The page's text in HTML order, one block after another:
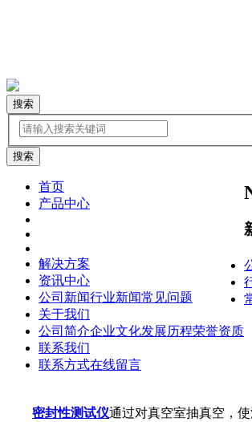
搜索
首页
产品中心
解决方案
资讯中心
公司新闻行业新闻常见问题
关于我们
公司简介企业文化发展历程荣誉资质
联系我们
联系方式在线留言
密封性测试仪通过对真空室抽真空，